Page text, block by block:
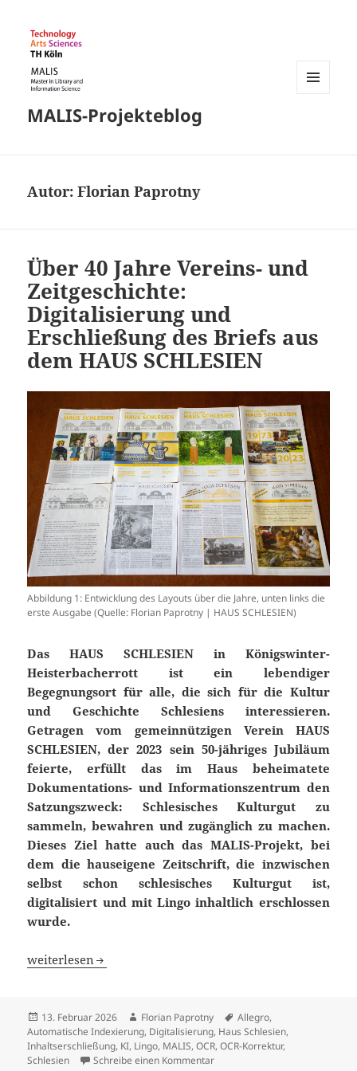
MALIS-Projekteblog
Autor:Florian Paprotny
Über 40 Jahre Vereins- und
Zeitgeschichte:
Digitalisierung und
Erschließung des Briefs aus
dem HAUS SCHLESIEN
Abbildung 1: Entwicklung des Layouts über die Jahre, unten links die
erste Ausgabe (Quelle: Florian Paprotny | HAUS SCHLESIEN)
Das HAUS SCHLESIEN in Königswinter-
Heisterbacherrott ist ein lebendiger
Begegnungsort für alle, die sich für die Kultur
und Geschichte Schlesiens interessieren.
Getragen vom gemeinnützigen Verein HAUS
SCHLESIEN, der 2023 sein 50-jähriges Jubiläum
feierte, erfüllt das im Haus beheimatete
Dokumentations- und Informationszentrum den
Satzungszweck: Schlesisches Kulturgut zu
sammeln, bewahren und zugänglich zu machen.
Dieses Ziel hatte auch das MALIS-Projekt, bei
dem die hauseigene Zeitschrift, die inzwischen
selbst schon schlesisches Kulturgut ist,
digitalisiert und mit Lingo inhaltlich erschlossen
wurde.
Über 40 Jahre Vereins- und Zeitgeschichte:
weiterlesen
Veröffentlicht
am
13. Februar 2026 Autor
Florian Paprotny Schlagwörter
Allegro,
Automatische Indexierung, Digitalisierung, Haus Schlesien,
Inhaltserschließung, KI, Lingo, MALIS,OCR,OCR-Korrektur,
Schlesien
Schreibe einen Kommentarzu Über 40 Jahre Vereins- und